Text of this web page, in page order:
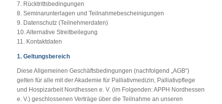
7. Rücktrittsbedingungen
8. Seminarunterlagen und Teilnahmebescheinigungen
9. Datenschutz (Teilnehmerdaten)
10. Alternative Streitbeilegung
11. Kontaktdaten
1. Geltungsbereich
Diese Allgemeinen Geschäftsbedingungen (nachfolgend „AGB“)
gelten für alle mit der Akademie für Palliativmedizin, Palliativpflege
und Hospizarbeit Nordhessen e. V. (im Folgenden: APPH Nordhessen
e. V.) geschlossenen Verträge über die Teilnahme an unseren